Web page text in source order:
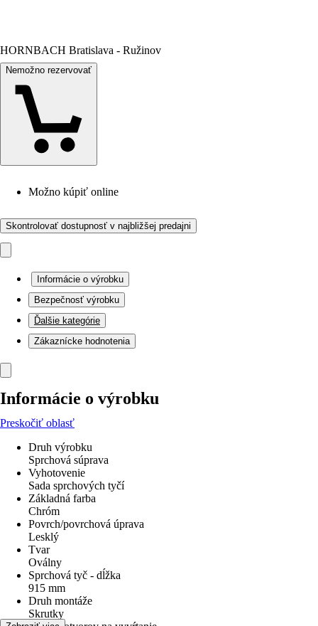
HORNBACH Bratislava - Ružinov
Nemožno rezervovať
Možno kúpiť online
Skontrolovať dostupnosť v najbližšej predajni
Informácie o výrobku
Bezpečnosť výrobku
Ďalšie kategórie
Zákaznícke hodnotenia
Informácie o výrobku
Preskočiť oblasť
Druh výrobku
Sprchová súprava
Vyhotovenie
Sada sprchových tyčí
Základná farba
Chróm
Povrch/povrchová úprava
Lesklý
Tvar
Oválny
Sprchová tyč - dĺžka
915 mm
Druh montáže
Skrutky